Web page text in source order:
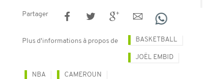
Partager
Plus d'informations à propos de BASKETBALL
JOËL EMBID
NBA CAMEROUN